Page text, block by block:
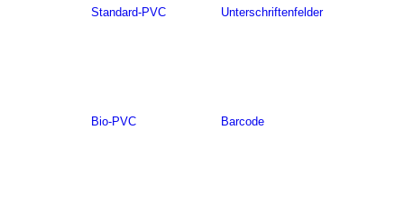
Standard-PVC
Bio-PVC
Unterschriftenfelder
Barcode